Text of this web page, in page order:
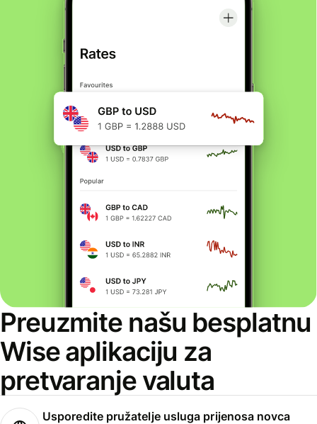
Preuzmite našu besplatnu
Wise aplikaciju za
pretvaranje valuta
Usporedite pružatelje usluga prijenosa novca